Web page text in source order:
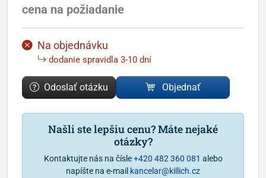
cena na požiadanie
Na objednávku
dodanie spravidla 3-10 dní
Odoslať otázku Objednať
Našli ste lepšiu cenu? Máte nejaké
otázky?
Kontaktujte nás na čísle+420 482 360 081 alebo
napíšte na e-mail kancelar@killich.cz